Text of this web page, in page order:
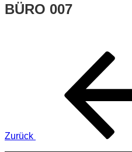
BÜRO 007
Beitragsnavigation
Zurück